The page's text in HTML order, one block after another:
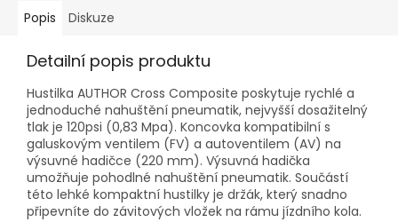
Popis Diskuze
Detailní popis produktu
Hustilka AUTHOR Cross Composite poskytuje rychlé a
jednoduché nahuštění pneumatik, nejvyšší dosažitelný
tlak je 120psi (0,83 Mpa). Koncovka kompatibilní s
galuskovým ventilem (FV) a autoventilem (AV) na
výsuvné hadičce (220 mm). Výsuvná hadička
umožňuje pohodlné nahuštění pneumatik. Součástí
této lehké kompaktní hustilky je držák, který snadno
připevníte do závitových vložek na rámu jízdního kola.